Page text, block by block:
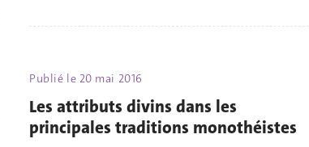
Publié le 20 mai 2016
Les attributs divins dans les
principales traditions monothéistes